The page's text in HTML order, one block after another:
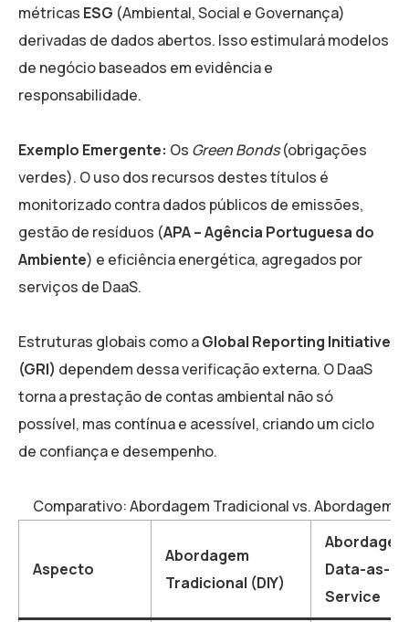
métricas ESG (Ambiental, Social e Governança)
derivadas de dados abertos. Isso estimulará modelos
de negócio baseados em evidência e
responsabilidade.
Exemplo Emergente: Os Green Bonds(obrigações
verdes). O uso dos recursos destes títulos é
monitorizado contra dados públicos de emissões,
gestão de resíduos (APA – Agência Portuguesa do
Ambiente) e eficiência energética, agregados por
serviços de DaaS.
Estruturas globais como aGlobal Reporting Initiative
(GRI) dependem dessa verificação externa. O DaaS
torna a prestação de contas ambiental não só
possível, mas contínua e acessível, criando um ciclo
de confiança e desempenho.
Comparativo: Abordagem Tradicional vs. Abordagem
Aspecto
Abordagem
Tradicional (DIY)
Abordagem
Data-as-a-
Service